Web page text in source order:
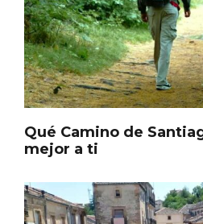
Qué Camino de
mejor a ti
Itinerarios musicales
Pino 2026